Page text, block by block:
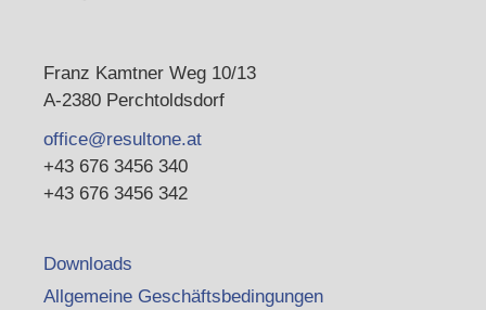
Franz Kamtner Weg 10/13
A-2380 Perchtoldsdorf
office@resultone.at
+43 676 3456 340
+43 676 3456 342
Downloads
Allgemeine Geschäftsbedingungen